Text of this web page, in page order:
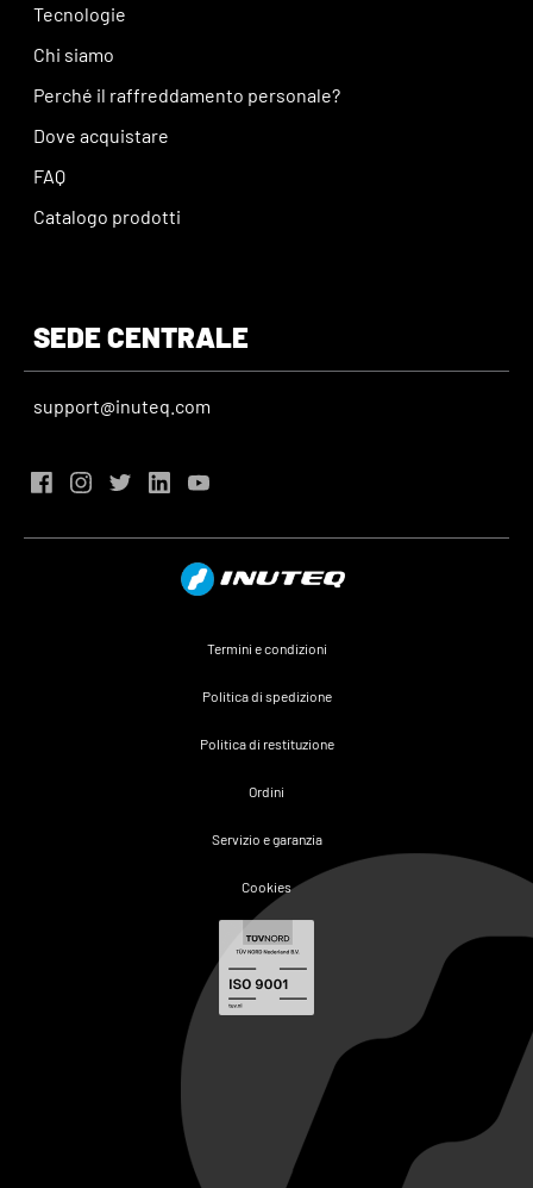
Tecnologie
Chi siamo
Perché il raffreddamento personale?
Dove acquistare
FAQ
Catalogo prodotti
SEDE CENTRALE
support@inuteq.com
Termini e condizioni
Politica di spedizione
Politica di restituzione
Ordini
Servizio e garanzia
Cookies